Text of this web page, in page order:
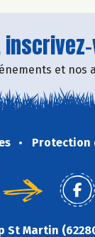
et nos
Protection
St Martin